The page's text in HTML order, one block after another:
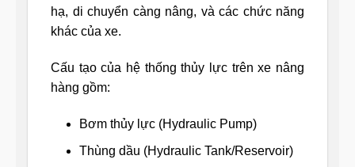
hạ, di chuyển càng nâng, và các chức năng
khác của xe.
Cấu tạo của hệ thống thủy lực trên xe nâng
hàng gồm:
Bơm thủy lực (Hydraulic Pump)
Thùng dầu (Hydraulic Tank/Reservoir)